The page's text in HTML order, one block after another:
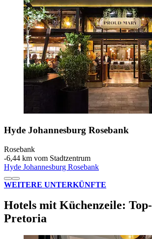
Hyde Johannesburg Rosebank
Rosebank
‐6,44 km vom Stadtzentrum
Hyde Johannesburg Rosebank
WEITERE UNTERKÜNFTE
Hotels mit Küchenzeile:
Pretoria